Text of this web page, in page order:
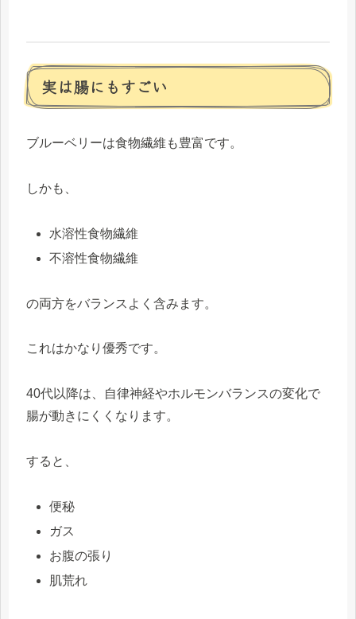
実は腸にもすごい
ブルーベリーは食物繊維も豊富です。
しかも、
水溶性食物繊維
不溶性食物繊維
の両方をバランスよく含みます。
これはかなり優秀です。
40代以降は、自律神経やホルモンバランスの変化で
腸が動きにくくなります。
すると、
便秘
ガス
お腹の張り
肌荒れ